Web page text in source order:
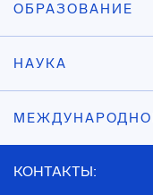
ОБРАЗОВАНИЕ
НАУКА
КОНТАКТЫ: